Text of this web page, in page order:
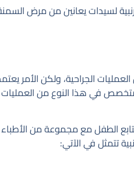
لسيدات يعانين من مرض
الجراحية، ولكن
في هذا النوع من
يتابع الطفل مع مجموعة من
تتمثل في الآتي: